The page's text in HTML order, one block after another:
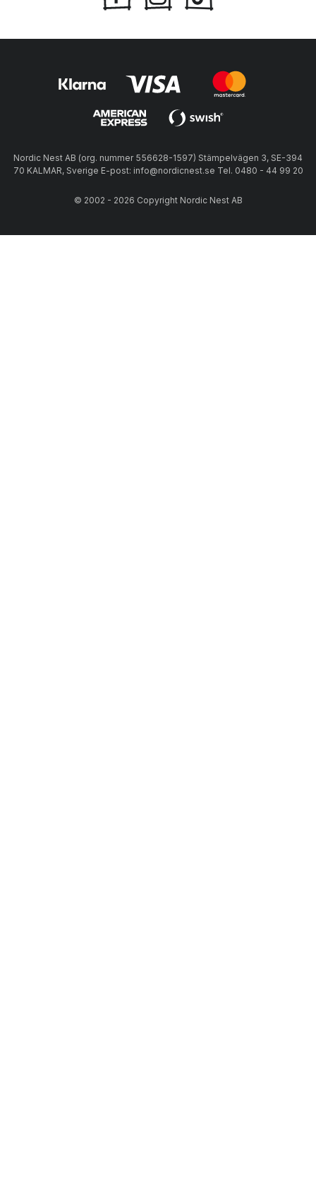
Nordic Nest AB (org. nummer 556628-1597) Stämpelvägen 3, SE-394
70 KALMAR, Sverige E-post: info@nordicnest.se Tel. 0480 - 44 99 20
© 2002 - 2026 Copyright Nordic Nest AB